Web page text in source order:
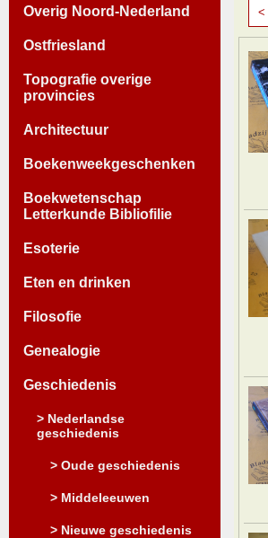
Overig Noord-Nederland
Ostfriesland
Topografie overige
provincies
Architectuur
Boekenweekgeschenken
Boekwetenschap
Letterkunde Bibliofilie
Esoterie
Eten en drinken
Filosofie
Genealogie
Geschiedenis
> Nederlandse
geschiedenis
> Oude geschiedenis
> Middeleeuwen
> Nieuwe geschiedenis
<